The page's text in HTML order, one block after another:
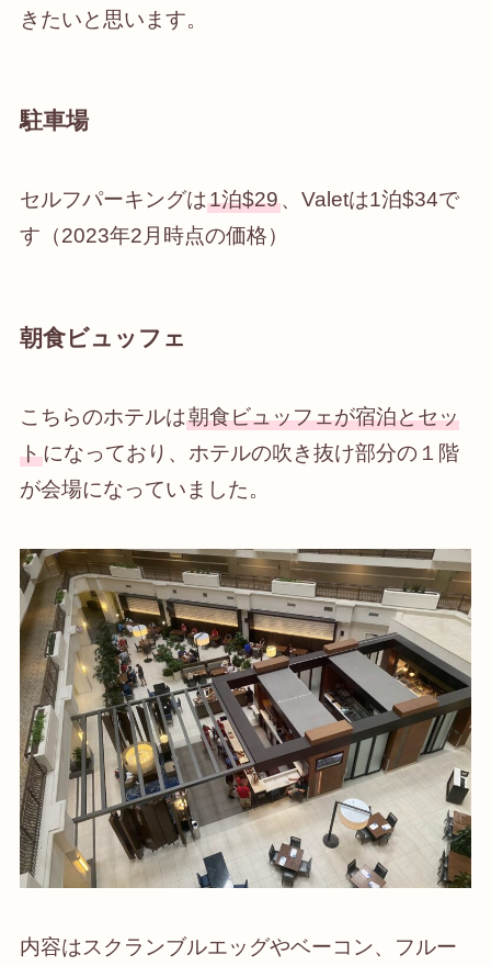
きたいと思います。
駐車場
セルフパーキングは1泊$29、Valetは1泊$34で
す（2023年2月時点の価格）
朝食ビュッフェ
こちらのホテルは朝食ビュッフェが宿泊とセッ
トになっており、ホテルの吹き抜け部分の１階
が会場になっていました。
内容はスクランブルエッグやベーコン、フルー